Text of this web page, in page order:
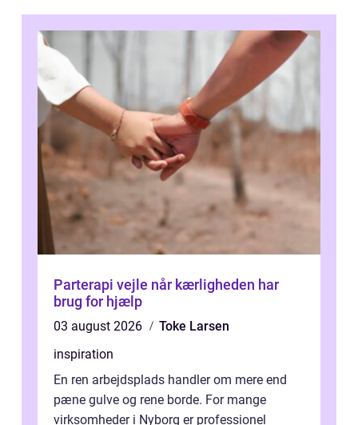
Parterapi vejle når kærligheden har
brug for hjælp
03 august 2026
Toke Larsen
inspiration
En ren arbejdsplads handler om mere end
pæne gulve og rene borde. For mange
virksomheder i Nyborg er professionel